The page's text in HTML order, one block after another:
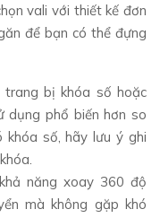
vali với thiết kế đơn
để bạn có thể đựng
trang bị khóa số hoặc
dụng phổ biến hơn so
khóa số, hãy lưu ý ghi
năng xoay 360 độ
mà không gặp khó